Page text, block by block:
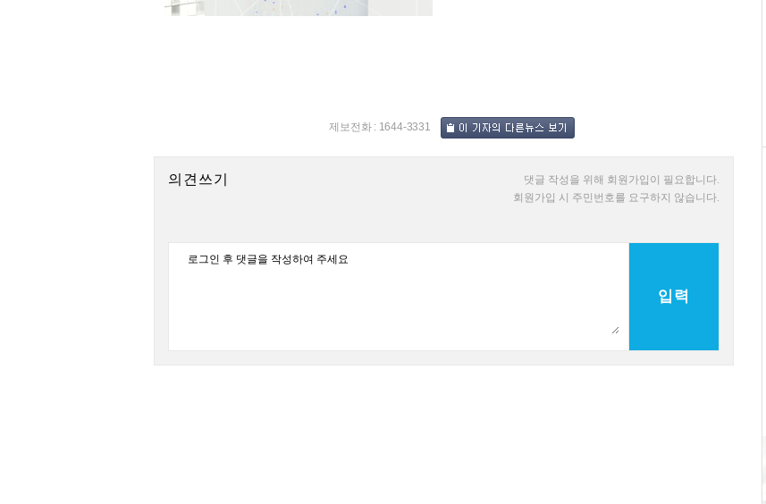
제보전화 : 1644-3331
의견쓰기
댓글 작성을 위해 회원가입이 필요합니다.
회원가입 시 주민번호를 요구하지 않습니다.
입력